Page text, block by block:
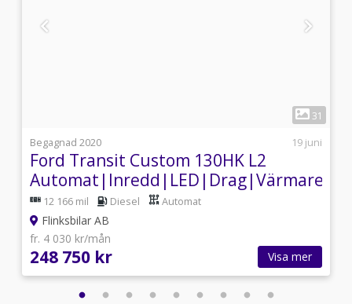
31
Begagnad 2020
19 juni
Ford Transit Custom 130HK L2
12 166 mil Diesel Automat
Flinksbilar AB
fr. 4 030 kr/mån
248 750 kr Visa mer